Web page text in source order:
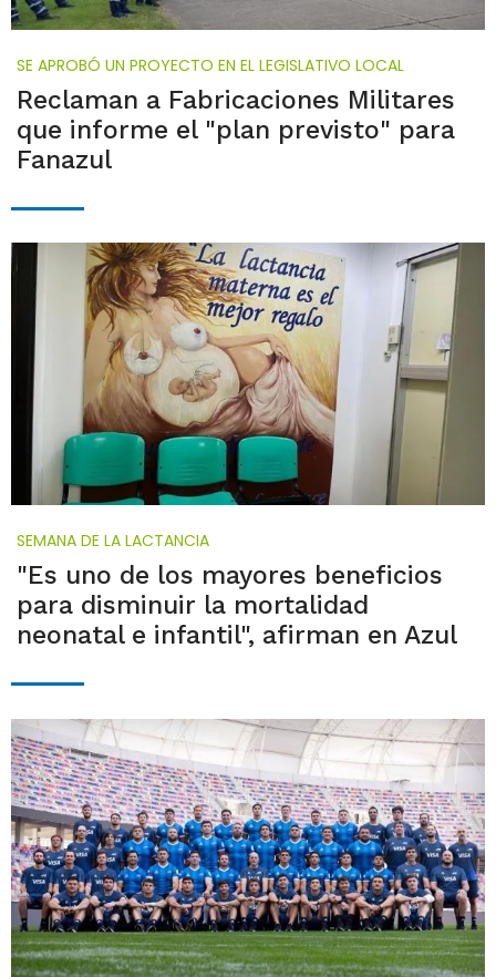
SE APROBÓ UN PROYECTO EN EL LEGISLATIVO LOCAL
Reclaman a Fabricaciones Militares
que informe el "plan previsto" para
Fanazul
SEMANA DE LA LACTANCIA
"Es uno de los mayores beneficios
para disminuir la mortalidad
neonatal e infantil", afirman en Azul